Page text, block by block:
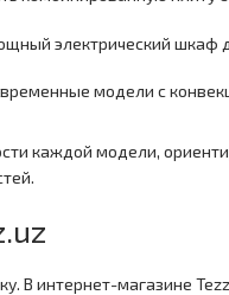
электрический шкаф
модели с
каждой модели,
интернет-магазине